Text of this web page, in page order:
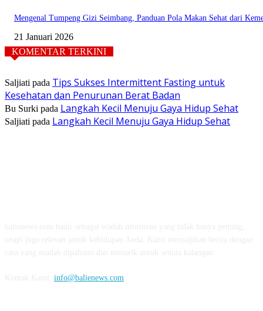
Mengenal Tumpeng Gizi Seimbang, Panduan Pola Makan Sehat dari
21 Januari 2026
KOMENTAR TERKINI
Saljiati pada Tips Sukses Intermittent Fasting untuk
Kesehatan dan Penurunan Berat Badan
Bu Surki pada Langkah Kecil Menuju Gaya Hidup Sehat
Saljiati pada Langkah Kecil Menuju Gaya Hidup Sehat
info@balienews.com